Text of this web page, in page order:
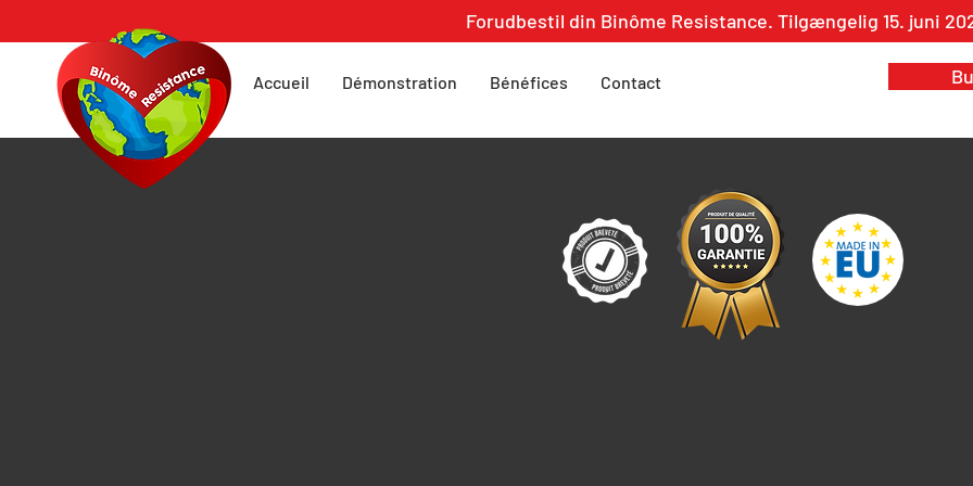
Accueil Démonstration Bénéfices Contact
Forudbestil din Binôme Resistance. Tilgængelig 15. juni